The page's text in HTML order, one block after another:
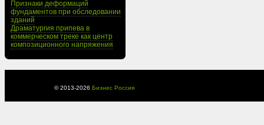
Признаки деформаций
фундаментов при обследовании
зданий
Драматургия припева в
коммерческом треке как центр
композиционного напряжения
© 2013-2026 Бизнес Россия